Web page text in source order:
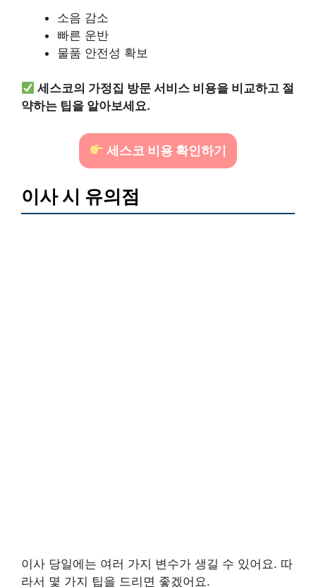
소음 감소
빠른 운반
물품 안전성 확보
세스코의 가정집 방문 서비스 비용을 비교하고 절
약하는 팁을 알아보세요.
세스코 비용 확인하기
이사 시 유의점
이사 당일에는 여러 가지 변수가 생길 수 있어요. 따
라서 몇 가지 팁을 드리면 좋겠어요.